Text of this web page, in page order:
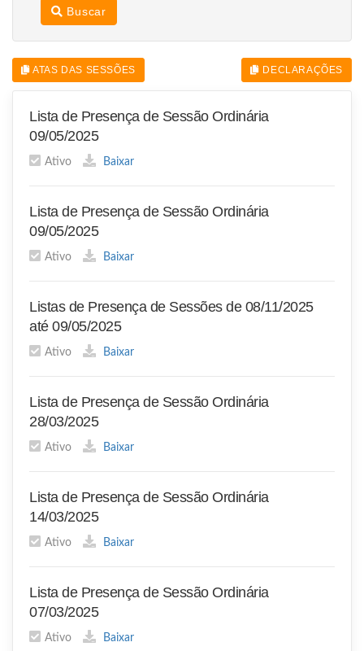
Buscar
ATAS DAS SESSÕES DECLARAÇÕES
Lista de Presença de Sessão Ordinária
09/05/2025
Ativo Baixar
Lista de Presença de Sessão Ordinária
09/05/2025
Ativo Baixar
Listas de Presença de Sessões de 08/11/2025
até 09/05/2025
Ativo Baixar
Lista de Presença de Sessão Ordinária
28/03/2025
Ativo Baixar
Lista de Presença de Sessão Ordinária
14/03/2025
Ativo Baixar
Lista de Presença de Sessão Ordinária
07/03/2025
Ativo Baixar